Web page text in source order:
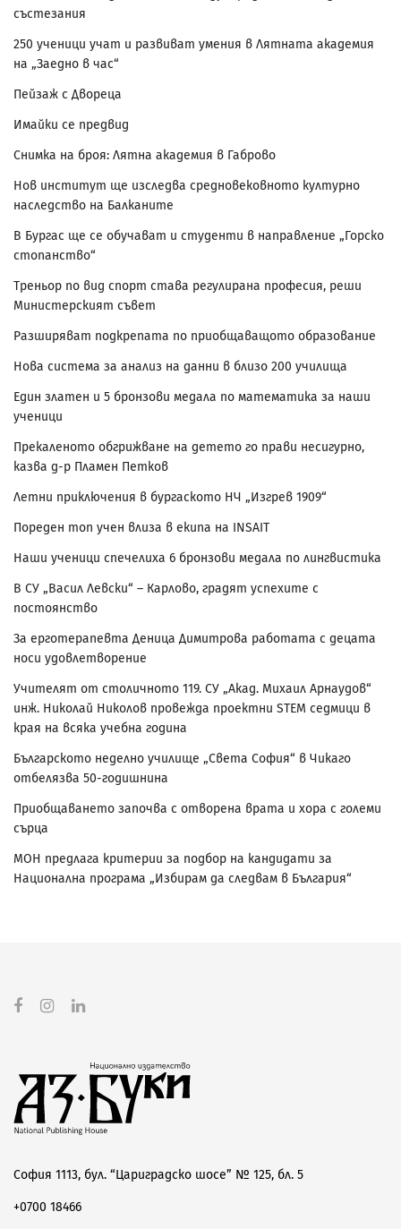
състезания
250 ученици учат и развиват умения в Лятната академия
на „Заедно в час“
Пейзаж с Двореца
Имайки се предвид
Снимка на броя: Лятна академия в Габрово
Нов институт ще изследва средновековното културно
наследство на Балканите
В Бургас ще се обучават и студенти в направление „Горско
стопанство“
Треньор по вид спорт става регулирана професия, реши
Министерският съвет
Разширяват подкрепата по приобщаващото образование
Нова система за анализ на данни в близо 200 училища
Един златен и 5 бронзови медала по математика за наши
ученици
Прекаленото обгрижване на детето го прави несигурно,
казва д-р Пламен Петков
Летни приключения в бургаското НЧ „Изгрев 1909“
Пореден топ учен влиза в екипа на INSAIT
Наши ученици спечелиха 6 бронзови медала по лингвистика
В СУ „Васил Левски“ – Карлово, градят успехите с
постоянство
За ерготерапевта Деница Димитрова работата с децата
носи удовлетворение
Учителят от столичното 119. СУ „Акад. Михаил Арнаудов“
инж. Николай Николов провежда проектни STEM седмици в
края на всяка учебна година
Българското неделно училище „Света София“ в Чикаго
отбелязва 50-годишнина
Приобщаването започва с отворена врата и хора с големи
сърца
МОН предлага критерии за подбор на кандидати за
Национална програма „Избирам да следвам в България“
София 1113, бул. “Цариградско шосе” № 125, бл. 5
+0700 18466